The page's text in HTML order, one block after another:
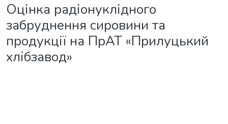
Оцінка радіонуклідного
забруднення сировини та
продукції на ПрАТ «Прилуцький
хлібзавод»